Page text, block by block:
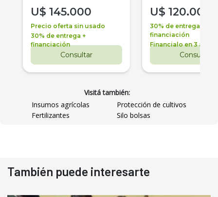
U$ 145.000
Precio oferta sin usado
30% de entrega +
financiación
Consultar
U$ 120.000
30% de entrega +
financiación
Financialo en 3 años
Consultar
Visitá también:
Insumos agrícolas
Protección de cultivos
Fertilizantes
Silo bolsas
También puede interesarte